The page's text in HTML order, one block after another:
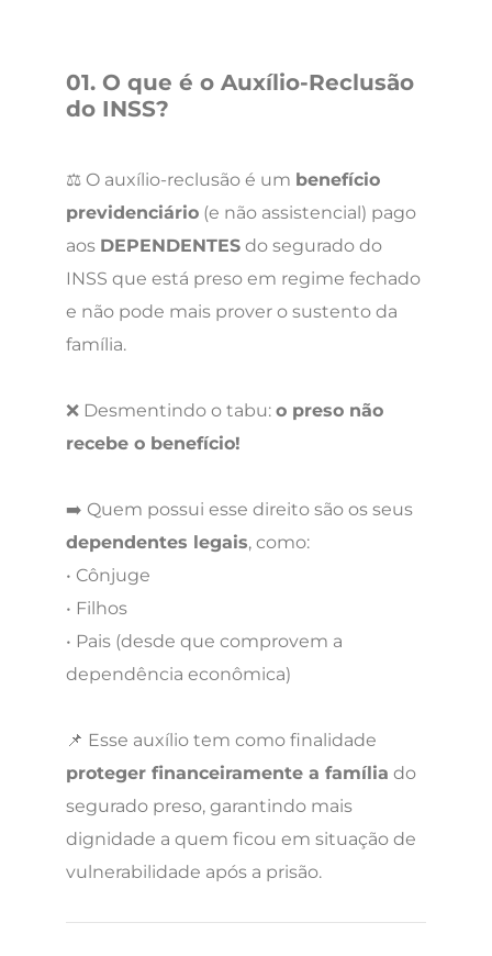
01. O que é o Auxílio-Reclusão
do INSS?
⚖️ O auxílio-reclusão é um benefício
previdenciário (e não assistencial) pago
aos DEPENDENTES do segurado do
INSS que está preso em regime fechado
e não pode mais prover o sustento da
família.
❌ Desmentindo o tabu: o preso não
recebe o benefício!
➡️ Quem possui esse direito são os seus
dependentes legais, como:
• Cônjuge
• Filhos
• Pais (desde que comprovem a
dependência econômica)
📌 Esse auxílio tem como finalidade
proteger financeiramente a família do
segurado preso, garantindo mais
dignidade a quem ficou em situação de
vulnerabilidade após a prisão.